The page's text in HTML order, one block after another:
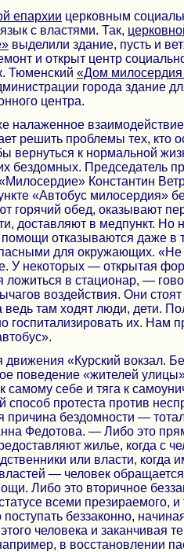
епархии церковным
с властями. Так,
выделили здание, пусть и
и открыт центр
Тюменский «Дом милосердия
города здание
центра.
налаженное
решить проблемы тех, кто
вернуться к нормальной
бездомных. Председатель
Константин
«Автобус милосердия»
горячий обед, оказывают
доставляют в медпункт. Но
отказываются даже в
для окружающих. «Не
У некоторых — открытая
ложиться в стационар, —
воздействия. Они
там ходят люди, дети.
госпитализировать их. Нам
движения «Курский вокзал.
поведение «жителей
самому себе и тяга к
способ протеста против
причина бездомности —
Федотова. — Либо это
жилье, когда с
или власти, когда
— человек
Либо это вторичное
всеми презираемого,
поступать беззаконно,
человека и заканчивая
в восстановлении